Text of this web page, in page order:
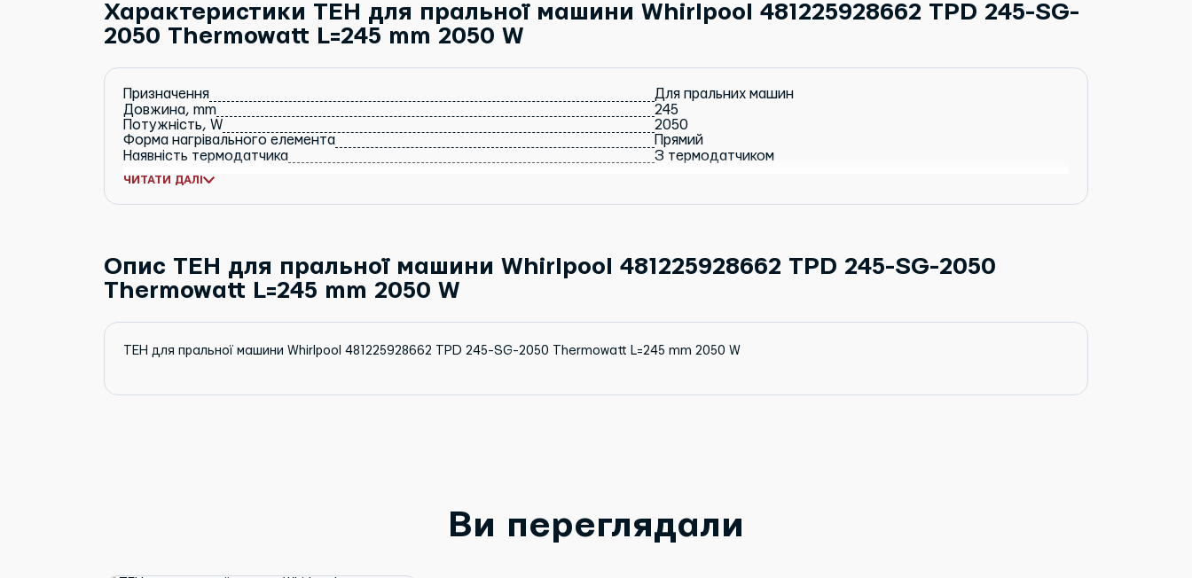
Характеристики ТЕН для пральної машини Whirlpool 481225928662 TPD 245-SG-
2050 Thermowatt L=245 mm 2050 W
Призначення
Для пральних машин
Довжина, mm
245
Потужність, W
2050
Форма нагрівального елемента
Прямий
Наявність термодатчика
З термодатчиком
ЧИТАТИ ДАЛІ
Опис ТЕН для пральної машини Whirlpool 481225928662 TPD 245-SG-2050
Thermowatt L=245 mm 2050 W
ТЕН для пральної машини Whirlpool 481225928662 TPD 245-SG-2050 Thermowatt L=245 mm 2050 W
Ви переглядали